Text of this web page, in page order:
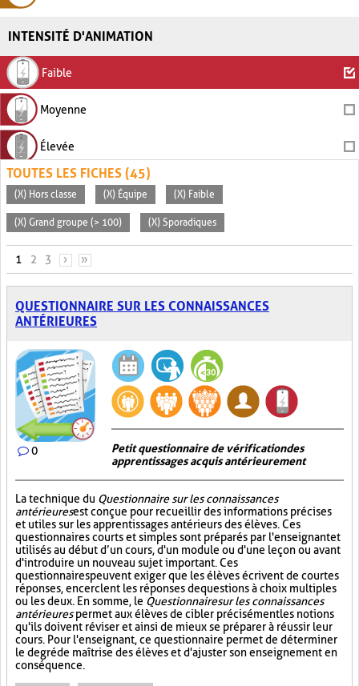
INTENSITÉ D'ANIMATION
Faible
Moyenne
Élevée
TOUTES LES FICHES (45)
(X) Hors classe (X) Équipe (X) Faible
(X) Grand groupe (> 100) (X) Sporadiques
PAGES
1 2 3 › »
QUESTIONNAIRE SUR LES CONNAISSANCES
ANTÉRIEURES
0
Petit questionnaire de vérification des
apprentissages acquis antérieurement
La technique du Questionnaire sur les connaissances
antérieuresest conçue pour recueillir des informations précises
et utiles sur les apprentissages antérieurs des élèves. Ces
questionnaires courts et simples sont préparés par l'enseignant et
utilisés au début d’un cours, d'un module ou d'une leçon ou avant
d'introduire un nouveau sujet important. Ces
questionnaires peuvent exiger que les élèves écrivent de courtes
réponses, encerclent les réponses de questions à choix multiples
ou les deux. En somme, le Questionnaire sur les connaissances
antérieurespermet aux élèves de cibler précisément les notions
qu'ils doivent réviser et ainsi de mieux se préparer à réussir leur
cours. Pour l'enseignant, ce questionnaire permet de déterminer
le degré de maîtrise des élèves et d'ajuster son enseignement en
conséquence.